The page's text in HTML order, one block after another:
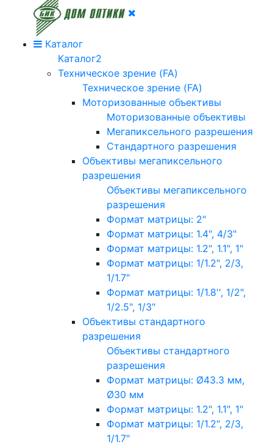
Каталог
Каталог2
Техническое зрение (FA)
Техническое зрение (FA)
Моторизованные объективы
Моторизованные объективы
Мегапиксельного разрешения
Стандартного разрешения
Объективы мегапиксельного
разрешения
Объективы мегапиксельного
разрешения
Формат матрицы: 2"
Формат матрицы: 1.4", 4/3"
Формат матрицы: 1.2", 1.1", 1"
Формат матрицы: 1/1.2", 2/3,
1/1.7"
Формат матрицы: 1/1.8'', 1/2",
1/2.5", 1/3"
Объективы стандартного
разрешения
Объективы стандартного
разрешения
Формат матрицы: Ø43.3 мм,
Ø30 мм
Формат матрицы: 1.2", 1.1", 1"
Формат матрицы: 1/1.2", 2/3,
1/1.7"